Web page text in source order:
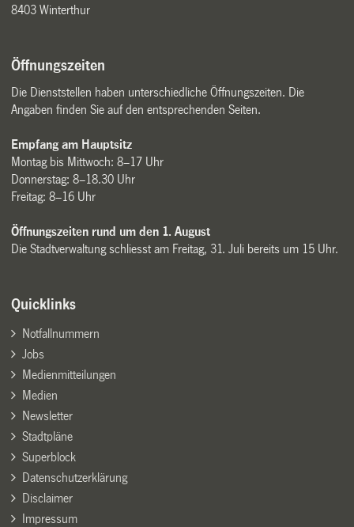
8403 Winterthur
Öffnungszeiten
Die Dienststellen haben unterschiedliche Öffnungszeiten. Die
Angaben finden Sie auf den entsprechenden Seiten.
Empfang am Hauptsitz
Montag bis Mittwoch: 8–17 Uhr
Donnerstag: 8–18.30 Uhr
Freitag: 8–16 Uhr
Öffnungszeiten rund um den 1. August
Die Stadtverwaltung schliesst am Freitag, 31. Juli bereits um 15 Uhr.
Quicklinks
Notfallnummern
Jobs
Medienmitteilungen
Medien
Newsletter
Stadtpläne
Superblock
Datenschutzerklärung
Disclaimer
Impressum